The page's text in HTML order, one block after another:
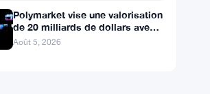
Le projet de loi sur les